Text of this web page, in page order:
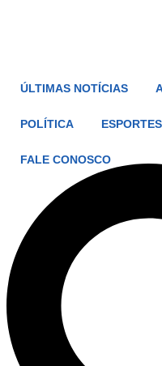
ÚLTIMAS NOTÍCIAS
POLÍTICA ESPORTES
FALE CONOSCO